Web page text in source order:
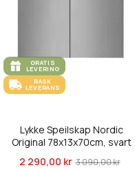
GRATIS
LEVERING
RASK
LEVERANS
Lykke Speilskap Nordic
Original 78x13x70cm, svart
2 290,00 kr 3 090,00 kr